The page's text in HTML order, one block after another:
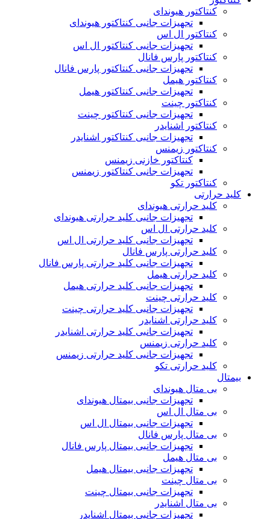
کنتاکتور هیوندای
تجهیزات جانبی کنتاکتور هیوندای
کنتاکتور ال اس
تجهیزات جانبی کنتاکتور ال اس
کنتاکتور پارس فانال
تجهیزات جانبی کنتاکتور پارس فانال
کنتاکتور هیمل
تجهیزات جانبی کنتاکتور هیمل
کنتاکتور چینت
تجهیزات جانبی کنتاکتور چینت
کنتاکتور اشنایدر
تجهیزات جانبی کنتاکتور اشنایدر
کنتاکتور زیمنس
کنتاکتور خازنی زیمنس
تجهیزات جانبی کنتاکتور زیمنس
کنتاکتور تکو
کلید حرارتی
کلید حرارتی هیوندای
تجهیزات جانبی کلید حرارتی هیوندای
کلید حرارتی ال اس
تجهیزات جانبی کلید حرارتی ال اس
کلید حرارتی پارس فانال
تجهیزات جانبی کلید حرارتی پارس فانال
کلید حرارتی هیمل
تجهیزات جانبی کلید حرارتی هیمل
کلید حرارتی چینت
تجهیزات جانبی کلید حرارتی چینت
کلید حرارتی اشنایدر
تجهیزات جانبی کلید حرارتی اشنایدر
کلید حرارتی زیمنس
تجهیزات جانبی کلید حرارتی زیمنس
کلید حرارتی تکو
بیمتال
بی متال هیوندای
تجهیزات جانبی بیمتال هیوندای
بی متال ال اس
تجهیزات جانبی بیمتال ال اس
بی متال پارس فانال
تجهیزات جانبی بیمتال پارس فانال
بی متال هیمل
تجهیزات جانبی بیمتال هیمل
بی متال چینت
تجهیزات جانبی بیمتال چینت
بی متال اشنایدر
تجهیزات جانبی بیمتال اشنایدر